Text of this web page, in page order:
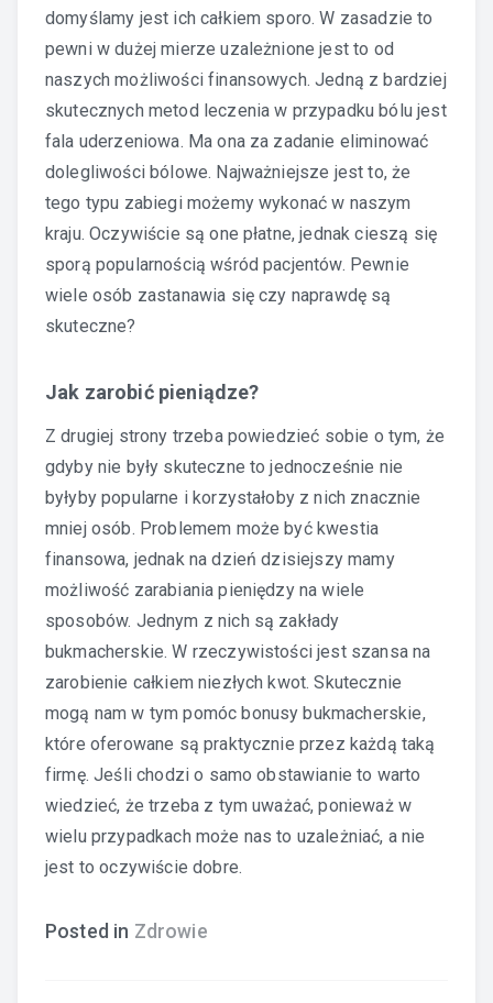
domyślamy jest ich całkiem sporo. W zasadzie to
pewni w dużej mierze uzależnione jest to od
naszych możliwości finansowych. Jedną z bardziej
skutecznych metod leczenia w przypadku bólu jest
fala uderzeniowa. Ma ona za zadanie eliminować
dolegliwości bólowe. Najważniejsze jest to, że
tego typu zabiegi możemy wykonać w naszym
kraju. Oczywiście są one płatne, jednak cieszą się
sporą popularnością wśród pacjentów. Pewnie
wiele osób zastanawia się czy naprawdę są
skuteczne?
Jak zarobić pieniądze?
Z drugiej strony trzeba powiedzieć sobie o tym, że
gdyby nie były skuteczne to jednocześnie nie
byłyby popularne i korzystałoby z nich znacznie
mniej osób. Problemem może być kwestia
finansowa, jednak na dzień dzisiejszy mamy
możliwość zarabiania pieniędzy na wiele
sposobów. Jednym z nich są zakłady
bukmacherskie. W rzeczywistości jest szansa na
zarobienie całkiem niezłych kwot. Skutecznie
mogą nam w tym pomóc bonusy bukmacherskie,
które oferowane są praktycznie przez każdą taką
firmę. Jeśli chodzi o samo obstawianie to warto
wiedzieć, że trzeba z tym uważać, ponieważ w
wielu przypadkach może nas to uzależniać, a nie
jest to oczywiście dobre.
Posted in Zdrowie